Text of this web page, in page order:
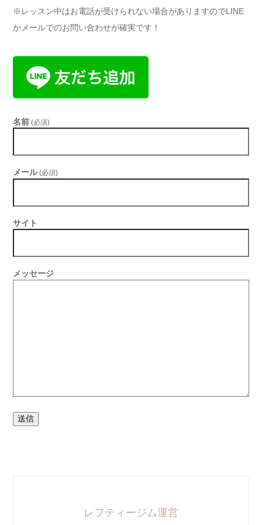
※レッスン中はお電話が受けられない場合がありますのでLINE
かメールでのお問い合わせが確実です！
名前 (必須)
メール (必須)
サイト
メッセージ
送信
レフティージム運営